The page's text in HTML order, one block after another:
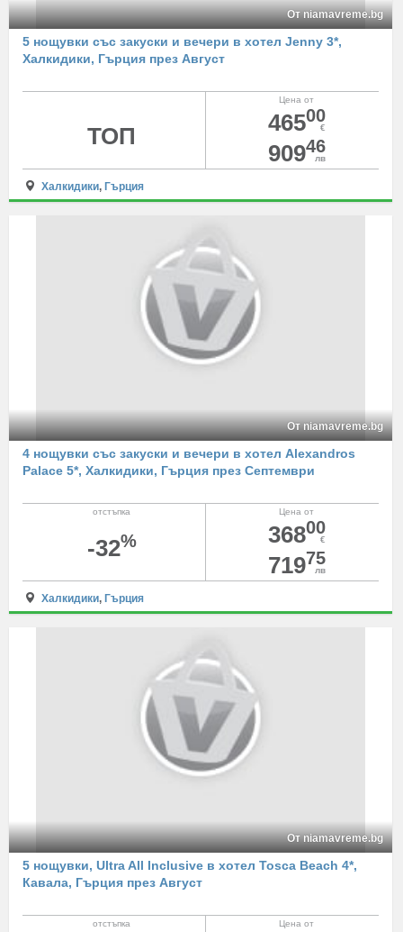
От niamavreme.bg
5 нощувки със закуски и вечери в хотел Jenny 3*,
Халкидики, Гърция през Август
Цена от
46500
€
90946
лв
ТОП
Халкидики, Гърция
От niamavreme.bg
4 нощувки със закуски и вечери в хотел Alexandros
Palace 5*, Халкидики, Гърция през Септември
Цена от
36800
€
71975
лв
отстъпка
-32%
Халкидики, Гърция
От niamavreme.bg
5 нощувки, Ultra All Inclusive в хотел Tosca Beach 4*,
Кавала, Гърция през Август
Цена от
отстъпка